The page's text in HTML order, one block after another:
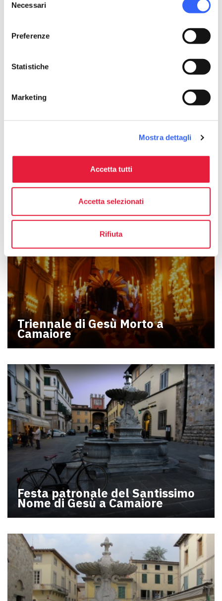
delNecessari
Preferenze
Statistiche
Marketing
Mostra dettagli
Accetta tutti
Accetta selezionati
Rifiuta
Festa di Sant'Antonio Abate a
Valdicastello Carducci
Triennale di Gesù Morto a
Camaiore
Festa patronale del Santissimo
Nome di Gesù a Camaiore